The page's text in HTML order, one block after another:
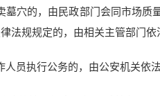
穴的，由民政部门会同市场
法规规定的，由相关主管部门依
员执行公务的，由公安机关依